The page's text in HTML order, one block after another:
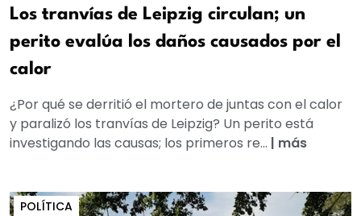
Los tranvías de Leipzig circulan; un
perito evalúa los daños causados por el
calor
¿Por qué se derritió el mortero de juntas con el calor
y paralizó los tranvías de Leipzig? Un perito está
investigando las causas; los primeros re... | más
POLÍTICA